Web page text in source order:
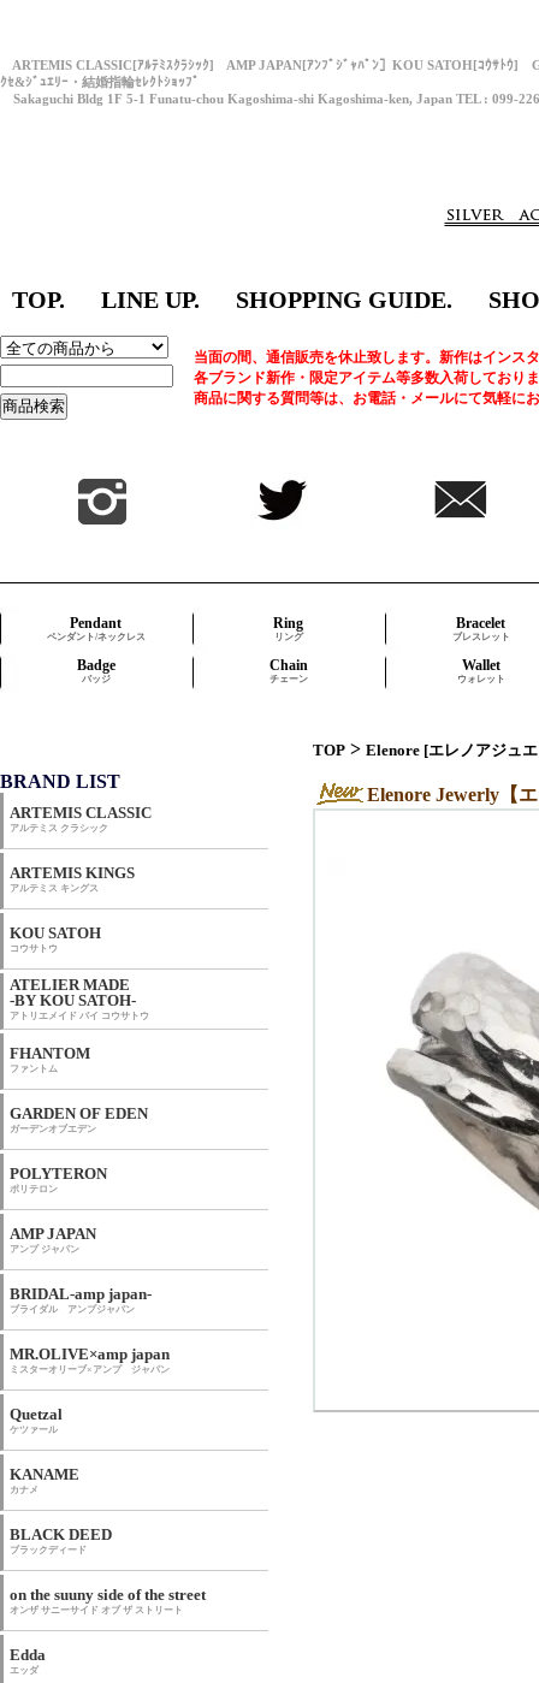
ARTEMIS CLASSIC[ｱﾙﾃﾐｽｸﾗｼｯｸ] AMP JAPAN[ｱﾝﾌﾟｼﾞｬﾊﾟﾝ］KOU SATOH[ｺｳｻﾄｳ]
ｸｾ&ｼﾞｭｴﾘｰ・結婚指輪ｾﾚｸﾄｼｮｯﾌﾟ
Sakaguchi Bldg 1F 5-1 Funatu-chou Kagoshima-shi Kagoshima-ken, Japan TEL : 099-
TOP. LINE UP. SHOPPING GUIDE.
当面の間、通信販売を休止致します。新作はインス
各ブランド新作・限定アイテム等多数入荷しており
商品に関する質問等は、お電話・メールにて気軽に
Pendant
ペンダント/ネックレス
Ring
リング
Bracelet
ブレスレット
Badge
バッジ
Chain
チェーン
Wallet
ウォレット
TOP > Elenore [エレノアジュ
Elenore Jewerly【
BRAND LIST
ARTEMIS CLASSIC
アルテミス クラシック
ARTEMIS KINGS
アルテミス キングス
KOU SATOH
コウサトウ
ATELIER MADE
-BY KOU SATOH-
アトリエメイド バイ コウサトウ
FHANTOM
ファントム
GARDEN OF EDEN
ガーデンオブエデン
POLYTERON
ポリテロン
AMP JAPAN
アンプ ジャパン
BRIDAL-amp japan-
ブライダル アンプジャパン
MR.OLIVE×amp japan
ミスターオリーブ×アンプ ジャパン
Quetzal
ケツァール
KANAME
カナメ
BLACK DEED
ブラックディード
on the suuny side of the street
オンザ サニーサイド オブ ザ ストリート
Edda
エッダ